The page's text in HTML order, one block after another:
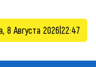
8 Августа 2026 22:47